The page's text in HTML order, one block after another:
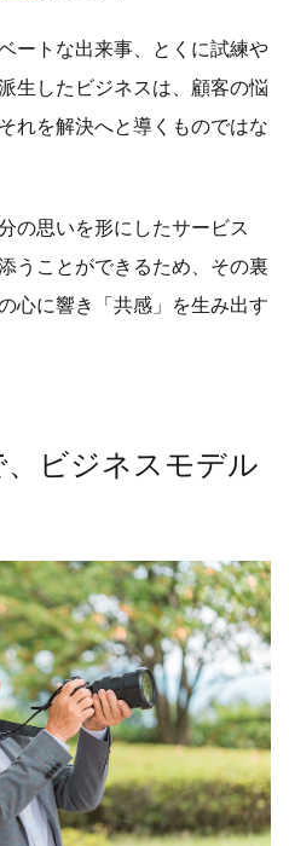
ートな出来事、とくに試練や
生したビジネスは、顧客の悩
れを解決へと導くものではな
の思いを形にしたサービス
うことができるため、その裏
心に響き「共感」を生み出す
、ビジネスモデル